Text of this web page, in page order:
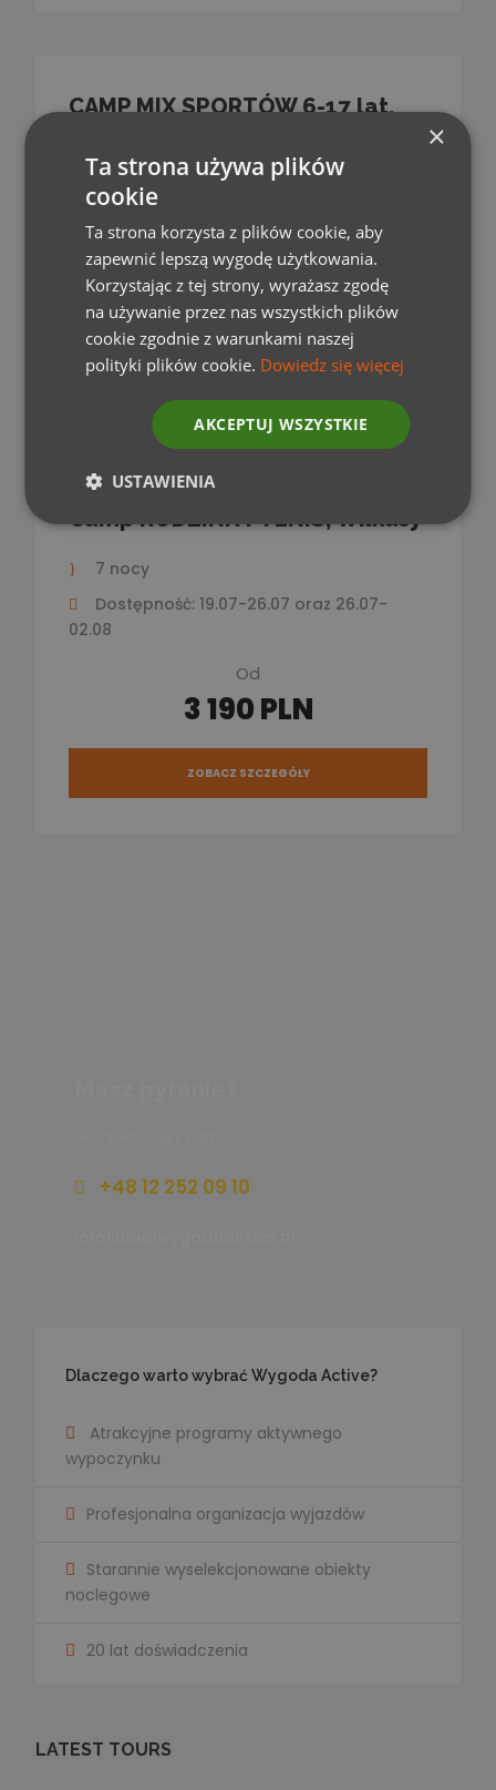
CAMP MIX SPORTÓW 6-17 lat,
10 nocy
Od
2 980 PLN
ZOBACZ SZCZEGÓŁY
Camp RODZINNY TENIS, Wilkasy
7 nocy
Dostępność: 19.07-26.07 oraz 26.07-
02.08
Od
3 190 PLN
ZOBACZ SZCZEGÓŁY
+48 12 252 09 10
Dlaczego warto wybrać Wygoda Active?
Atrakcyjne programy aktywnego
wypoczynku
Profesjonalna organizacja wyjazdów
Starannie wyselekcjonowane obiekty
noclegowe
20 lat doświadczenia
LATEST TOURS
×
Ta strona używa plików
cookie
Ta strona korzysta z plików cookie, aby
zapewnić lepszą wygodę użytkowania.
Korzystając z tej strony, wyrażasz zgodę
na używanie przez nas wszystkich plików
cookie zgodnie z warunkami naszej
polityki plików cookie. Dowiedz się więcej
AKCEPTUJ WSZYSTKIE
USTAWIENIA